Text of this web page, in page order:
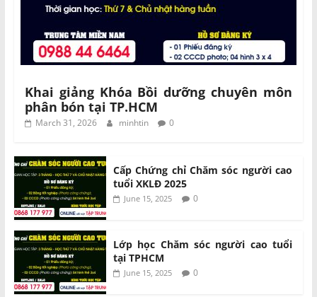
Khai giảng Khóa Bồi dưỡng chuyên môn
phân bón tại TP.HCM
March 31, 2026 minhtin 0
Cấp Chứng chỉ Chăm sóc người cao
tuổi XKLĐ 2025
June 15, 2025 0
Lớp học Chăm sóc người cao tuổi
tại TPHCM
June 15, 2025 0